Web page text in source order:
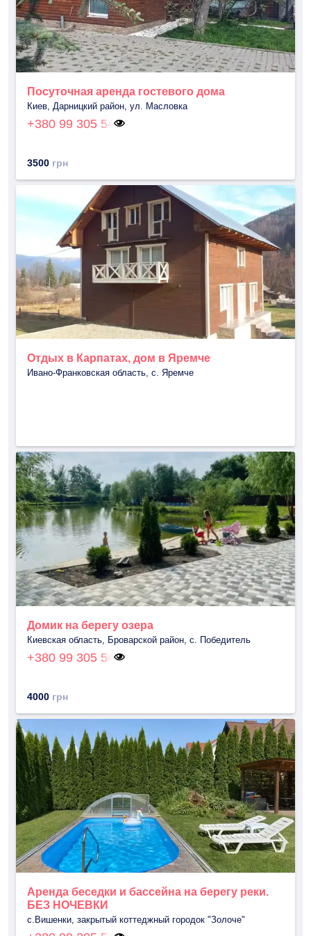
Посуточная аренда гостевого дома
Киев, Дарницкий район, ул. Масловка
+380 99 305 54
3500 грн
Отдых в Карпатах, дом в Яремче
Ивано-Франковская область, с. Яремче
Домик на берегу озера
Киевская область, Броварской район, с. Победитель
+380 99 305 54
4000 грн
Аренда беседки и бассейна на берегу реки.
БЕЗ НОЧЕВКИ
с.Вишенки, закрытый коттеджный городок "Золоче"